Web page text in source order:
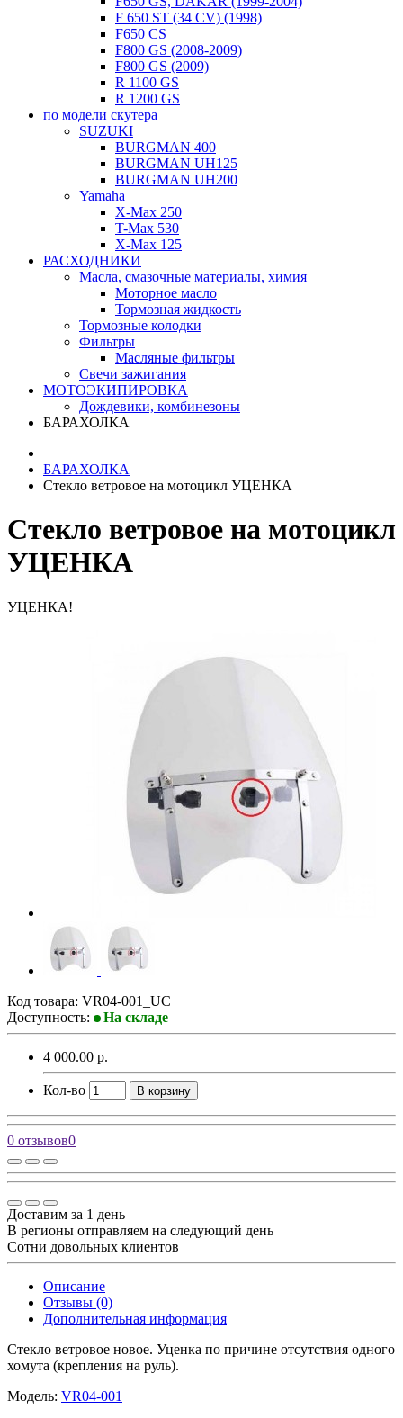
F 650 ST (34 CV) (1998)
F650 CS
F800 GS (2008-2009)
F800 GS (2009)
R 1100 GS
R 1200 GS
по модели скутера
SUZUKI
BURGMAN 400
BURGMAN UH125
BURGMAN UH200
Yamaha
X-Max 250
T-Max 530
X-Max 125
РАСХОДНИКИ
Масла, смазочные материалы, химия
Моторное масло
Тормозная жидкость
Тормозные колодки
Фильтры
Масляные фильтры
Свечи зажигания
МОТОЭКИПИРОВКА
Дождевики, комбинезоны
БАРАХОЛКА
БАРАХОЛКА
Стекло ветровое на мотоцикл УЦЕНКА
Стекло ветровое на мотоцикл
УЦЕНКА
УЦЕНКА!
Код товара: VR04-001_UC
Доступность:
На складе
4 000.00 р.
Кол-во В корзину
0 отзывов0
Доставим за 1 день
В регионы отправляем на следующий день
Сотни довольных клиентов
Описание
Отзывы (0)
Дополнительная информация
Стекло ветровое новое. Уценка по причине отсутствия одного
хомута (крепления на руль).
Модель: VR04-001